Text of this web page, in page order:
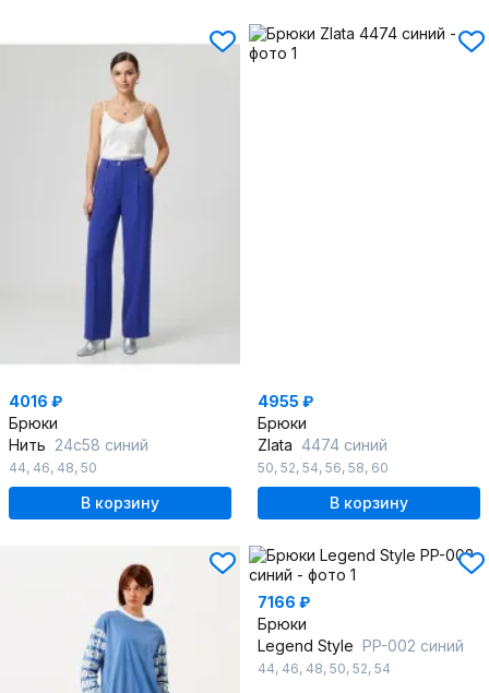
4016 ₽
Брюки
Нить 24с58 синий
44, 46, 48, 50
В корзину
4955 ₽
Брюки
Zlata 4474 синий
50, 52, 54, 56, 58, 60
В корзину
7166 ₽
Брюки
Legend Style PP-002 синий
44, 46, 48, 50, 52, 54